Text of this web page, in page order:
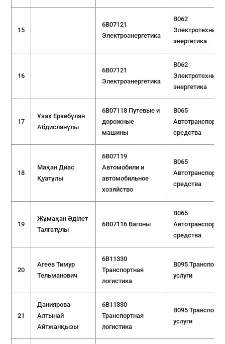
15
6B07121
Электроэнергетика
B062
Электротехника
энергетика
16
6B07121
Электроэнергетика
B062
Электротехника
энергетика
17
Ұзах Еркебұлан
Абдисланұлы
6B07118 Путевые и
дорожные
машины
B065
средства
18
Мақан Диас
Қуатұлы
6B07119
Автомобили и
автомобильное
хозяйство
B065
средства
19
Жұмақан Әділет
Талғатұлы
6B07116 Вагоны
B065
средства
20
Агеев Тимур
Тельманович
6B11330
Транспортная
логистика
B095
услуги
21
Даниярова
Алтынай
Айтжанқызы
6B11330
Транспортная
логистика
B095
услуги